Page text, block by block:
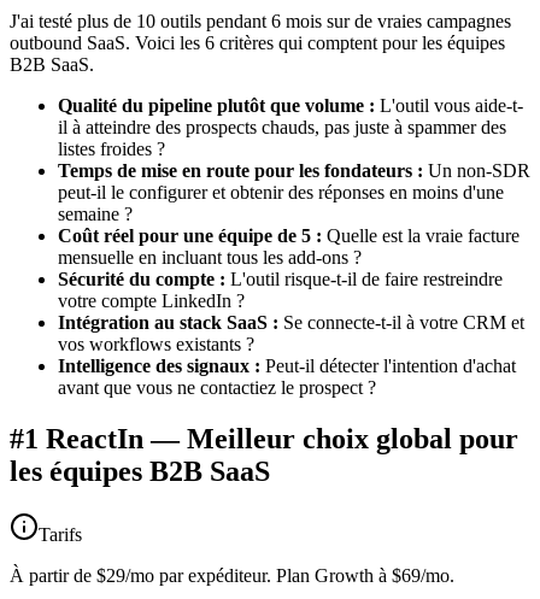
J'ai testé plus de 10 outils pendant 6 mois sur de vraies campagnes
outbound SaaS. Voici les 6 critères qui comptent pour les équipes
B2B SaaS.
Qualité du pipeline plutôt que volume : L'outil vous aide-t-
il à atteindre des prospects chauds, pas juste à spammer des
listes froides ?
Temps de mise en route pour les fondateurs : Un non-SDR
peut-il le configurer et obtenir des réponses en moins d'une
semaine ?
Coût réel pour une équipe de 5 : Quelle est la vraie facture
mensuelle en incluant tous les add-ons ?
Sécurité du compte : L'outil risque-t-il de faire restreindre
votre compte LinkedIn ?
Intégration au stack SaaS : Se connecte-t-il à votre CRM et
vos workflows existants ?
Intelligence des signaux : Peut-il détecter l'intention d'achat
avant que vous ne contactiez le prospect ?
#1 ReactIn — Meilleur choix global pour
les équipes B2B SaaS
Tarifs
À partir de $29/mo par expéditeur. Plan Growth à $69/mo.